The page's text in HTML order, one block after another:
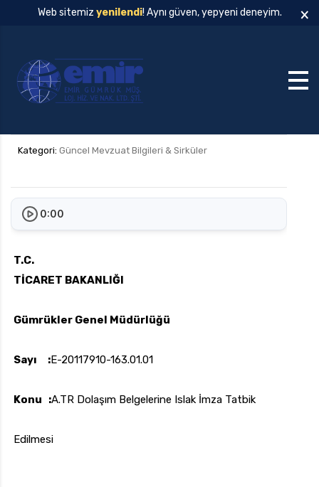
Web sitemiz yenilendi! Aynı güven, yepyeni deneyim. ×
Kategori: Güncel Mevzuat Bilgileri & Sirküler
0:00
T.C.
TİCARET BAKANLIĞI
Gümrükler Genel Müdürlüğü
Sayı :E-20117910-163.01.01
Konu :A.TR Dolaşım Belgelerine Islak İmza Tatbik
Edilmesi